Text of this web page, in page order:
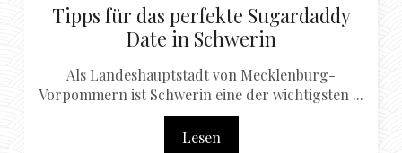
Tipps für das perfekte Sugardaddy
Date in Schwerin
Als Landeshauptstadt von Mecklenburg-
Vorpommern ist Schwerin eine der wichtigsten ...
Lesen